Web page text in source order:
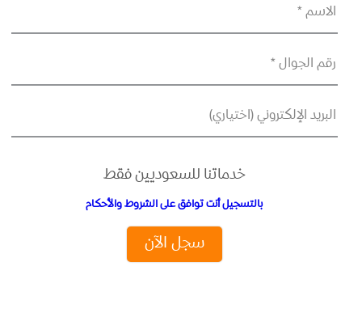
الاسم *
رقم الجوال *
البريد الإلكتروني (اختياري)
خدماتنا للسعوديين فقط
بالتسجيل أنت توافق على الشروط والأحكام
سجل الآن